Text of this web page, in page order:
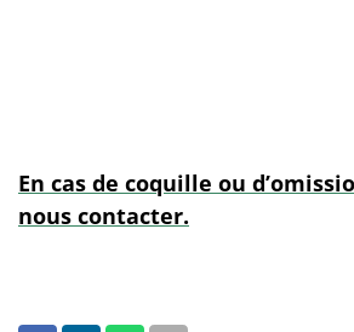
En cas de coquille ou
nous contacter.